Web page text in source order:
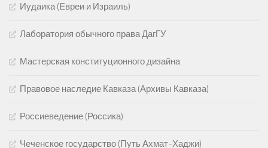
Иудаика (Евреи и Израиль)
Лаборатория обычного права ДагГУ
Мастерская конституционного дизайна
Правовое наследие Кавказа (Архивы Кавказа)
Россиеведение (Россика)
Чеченское государство (Путь Ахмат-Хаджи)